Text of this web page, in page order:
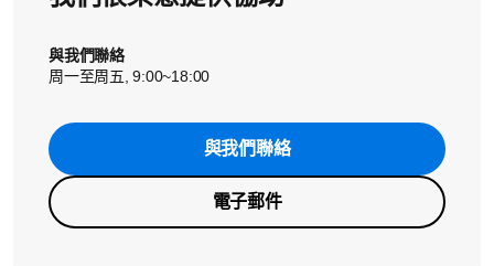
與我們聯絡
周一至周五, 9:00~18:00
與我們聯絡
電子郵件